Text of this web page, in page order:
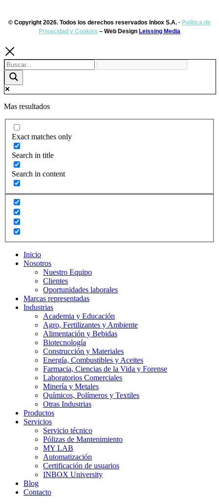
© Copyright 2026. Todos los derechos reservados Inbox S.A. · Política de
Privacidad y Cookies – Web Design Leissing Media
Mas resultados
Exact matches only
Search in title
Search in content
Inicio
Nosotros
Nuestro Equipo
Clientes
Oportunidades laborales
Marcas representadas
Industrias
Academia y Educación
Agro, Fertilizantes y Ambiente
Alimentación y Bebidas
Biotecnología
Construcción y Materiales
Energía, Combustibles y Aceites
Farmacia, Ciencias de la Vida y Forense
Laboratorios Comerciales
Minería y Metales
Químicos, Polímeros y Textiles
Otras Industrias
Productos
Servicios
Servicio técnico
Pólizas de Mantenimiento
MY LAB
Automatización
Certificación de usuarios
INBOX University
Blog
Contacto